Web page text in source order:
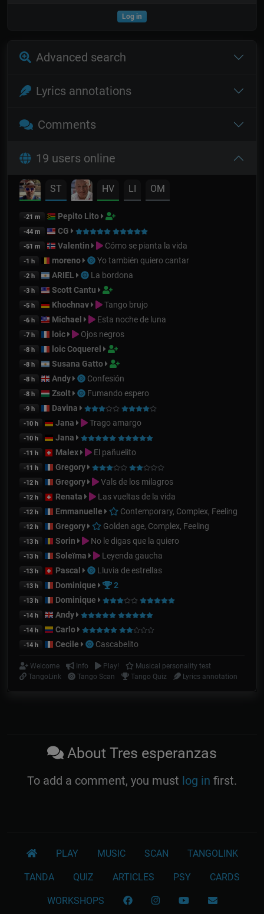
Log in
Advanced search
Lyrics annotations
Comments
19 users online
ST HV LI OM
-21 m Pepito Lito
-44 m CG
-51 m Valentin Cómo se pianta la vida
-1 h moreno Yo también quiero cantar
-2 h ARIEL La bordona
-3 h Scott Cantu
-5 h Khochnav Tango brujo
-6 h Michael Esta noche de luna
-7 h loic Ojos negros
-8 h loic Coquerel
-8 h Susana Gatto
-8 h Andy Confesión
-8 h Zsolt Fumando espero
-9 h Davina
-10 h Jana Trago amargo
-10 h Jana
-11 h Malex El pañuelito
-11 h Gregory
-12 h Gregory Vals de los milagros
-12 h Renata Las vueltas de la vida
-12 h Emmanuelle Contemporary, Complex, Feeling
-12 h Gregory Golden age, Complex, Feeling
-13 h Sorin No le digas que la quiero
-13 h Soleïma Leyenda gaucha
-13 h Pascal Lluvia de estrellas
-13 h Dominique 2
-13 h Dominique
-14 h Andy
-14 h Carlo
-14 h Cecile Cascabelito
Welcome Info Play!
Musical personality test
TangoLink
Tango Scan Tango Quiz Lyrics annotation
About Tres esperanzas
To add a comment, you must log in first.
PLAY MUSIC SCAN TANGOLINK
TANDA QUIZ ARTICLES PSY CARDS
WORKSHOPS